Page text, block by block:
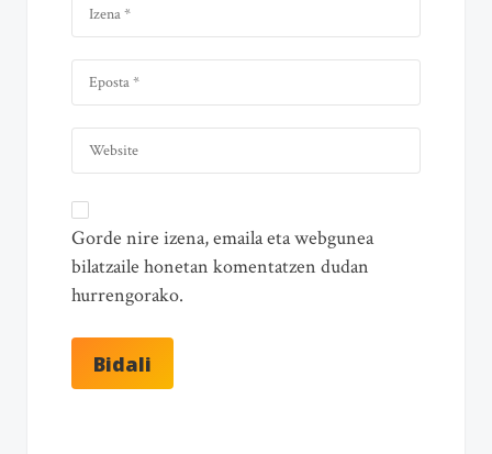
Gorde nire izena, emaila eta webgunea
bilatzaile honetan komentatzen dudan
hurrengorako.